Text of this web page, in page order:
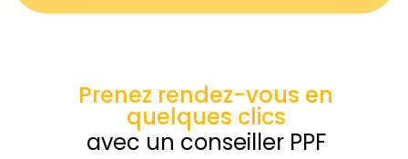
Prenez rendez-vous en
quelques clics
avec un conseiller PPF